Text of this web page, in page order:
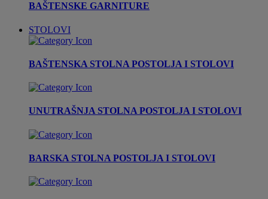
BAŠTENSKE GARNITURE
STOLOVI
BAŠTENSKA STOLNA POSTOLJA I STOLOVI
UNUTRAŠNJA STOLNA POSTOLJA I STOLOVI
BARSKA STOLNA POSTOLJA I STOLOVI